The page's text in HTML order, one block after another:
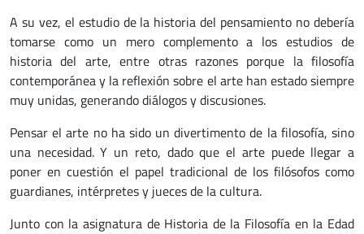
A su vez, el estudio de la historia del pensamiento no debería
tomarse como un mero complemento a los estudios de
historia del arte, entre otras razones porque la filosofía
contemporánea y la reflexión sobre el arte han estado siempre
muy unidas, generando diálogos y discusiones.
Pensar el arte no ha sido un divertimento de la filosofía, sino
una necesidad. Y un reto, dado que el arte puede llegar a
poner en cuestión el papel tradicional de los filósofos como
guardianes, intérpretes y jueces de la cultura.
Junto con la asignatura de Historia de la Filosofía en la Edad